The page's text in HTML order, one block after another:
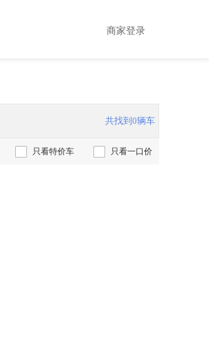
商家登录
共找到0辆车
只看特价车 只看一口价